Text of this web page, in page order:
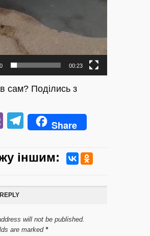
00:23
сам? Поділись з
ViberTelegram
Share
iншим:
will not be published.
are marked*